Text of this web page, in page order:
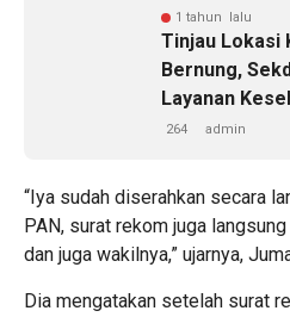
1 tahun lalu
Tinjau Lokasi
Bernung,
Layanan
264 admin
“Iya sudah diserahkan secara
PAN, surat rekom juga
dan juga wakilnya,” ujarnya,
Dia mengatakan setelah surat